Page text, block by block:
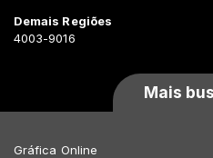
Demais Regiões
4003-9016
Mais
Gráfica Online